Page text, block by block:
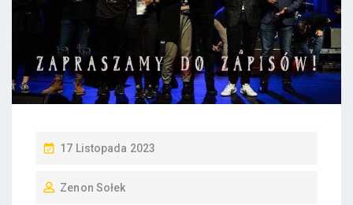
P
S
17 Listopada 2023
Zenon Sołek